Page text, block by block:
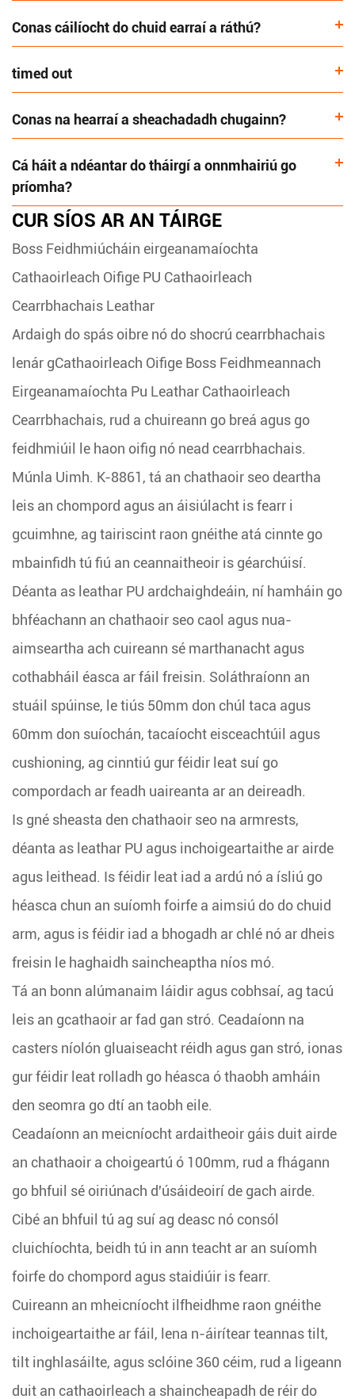
Conas cáilíocht do chuid earraí a ráthú?
timed out
Conas na hearraí a sheachadadh chugainn?
Cá háit a ndéantar do tháirgí a onnmhairiú go
príomha?
CUR SÍOS AR AN TÁIRGE
Boss Feidhmiúcháin eirgeanamaíochta
Cathaoirleach Oifige PU Cathaoirleach
Cearrbhachais Leathar
Ardaigh do spás oibre nó do shocrú cearrbhachais
lenár gCathaoirleach Oifige Boss Feidhmeannach
Eirgeanamaíochta Pu Leathar Cathaoirleach
Cearrbhachais, rud a chuireann go breá agus go
feidhmiúil le haon oifig nó nead cearrbhachais.
Múnla Uimh. K-8861, tá an chathaoir seo deartha
leis an chompord agus an áisiúlacht is fearr i
gcuimhne, ag tairiscint raon gnéithe atá cinnte go
mbainfidh tú fiú an ceannaitheoir is géarchúisí.
Déanta as leathar PU ardchaighdeáin, ní hamháin go
bhféachann an chathaoir seo caol agus nua-
aimseartha ach cuireann sé marthanacht agus
cothabháil éasca ar fáil freisin. Soláthraíonn an
stuáil spúinse, le tiús 50mm don chúl taca agus
60mm don suíochán, tacaíocht eisceachtúil agus
cushioning, ag cinntiú gur féidir leat suí go
compordach ar feadh uaireanta ar an deireadh.
Is gné sheasta den chathaoir seo na armrests,
déanta as leathar PU agus inchoigeartaithe ar airde
agus leithead. Is féidir leat iad a ardú nó a ísliú go
héasca chun an suíomh foirfe a aimsiú do do chuid
arm, agus is féidir iad a bhogadh ar chlé nó ar dheis
freisin le haghaidh saincheaptha níos mó.
Tá an bonn alúmanaim láidir agus cobhsaí, ag tacú
leis an gcathaoir ar fad gan stró. Ceadaíonn na
casters níolón gluaiseacht réidh agus gan stró, ionas
gur féidir leat rolladh go héasca ó thaobh amháin
den seomra go dtí an taobh eile.
Ceadaíonn an meicníocht ardaitheoir gáis duit airde
an chathaoir a choigeartú ó 100mm, rud a fhágann
go bhfuil sé oiriúnach d'úsáideoirí de gach airde.
Cibé an bhfuil tú ag suí ag deasc nó consól
cluichíochta, beidh tú in ann teacht ar an suíomh
foirfe do chompord agus staidiúir is fearr.
Cuireann an mheicníocht ilfheidhme raon gnéithe
inchoigeartaithe ar fáil, lena n-áirítear teannas tilt,
tilt inghlasáilte, agus sclóine 360 ​​céim, rud a ligeann
duit an cathaoirleach a shaincheapadh de réir do